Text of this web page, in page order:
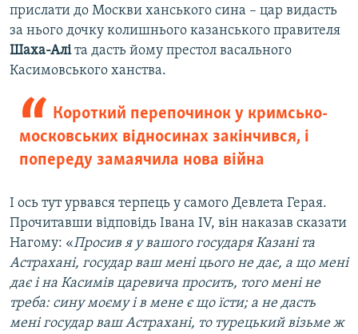
прислати до Москви ханського сина – цар видасть
за нього дочку колишнього казанського правителя
Шаха-Аліта дасть йому престол васального
Касимовського ханства.
Короткий перепочинок у кримсько-
московських відносинах закінчився, і
попереду замаячила нова війна
І ось тут урвався терпець у самого Девлета Герая.
Прочитавши відповідь Івана IV, він наказав сказати
Нагому: «Просив я у вашого государя Казані та
Астрахані, государ ваш мені цього не дає, а що мені
дає і на Касимів царевича просить, того мені не
треба: сину моєму і в мене є що їсти; а не дасть
мені государ ваш Астрахані, то турецький візьме ж